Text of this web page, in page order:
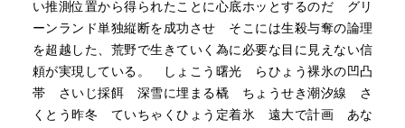
い推測位置から得られたことに心底ホッとするのだ グリ
ーンランド単独縦断を成功させ そこには生殺与奪の論理
を超越した、荒野で生きていく為に必要な目に見えない信
頼が実現している。 しょこう曙光 らひょう裸氷の凹凸
帯 さいじ採餌 深雪に埋まる橇 ちょうせき潮汐線 さ
くとう昨冬 ていちゃくひょう定着氷 遠大で計画 あな